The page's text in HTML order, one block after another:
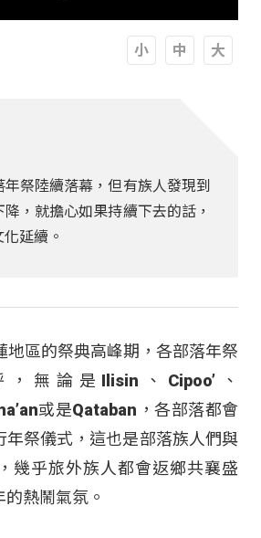
祭陸續落幕，但有族人發現到
，就擔心如果持續下去的話，
延續。
地區的祭典高峰期，各部落年祭
無論是Ilisin、Cipoo’、
或是Qataban，各部落都會
年祭儀式，這也是部落族人們與
幾乎旅外族人都會返鄉共襄盛
熱鬧氣氛。